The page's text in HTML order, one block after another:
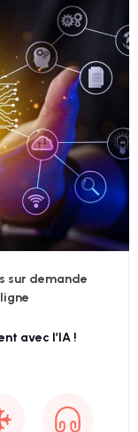
sur demande
avec l’IA !